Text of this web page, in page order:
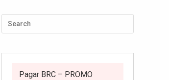
Pagar BRC – PROMO